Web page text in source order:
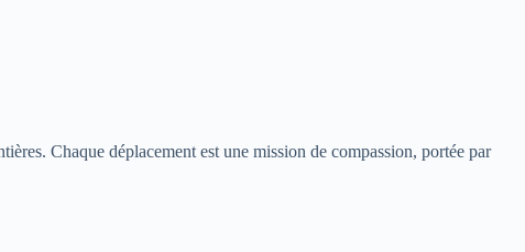
Chaque déplacement est une mission de compassion, portée par